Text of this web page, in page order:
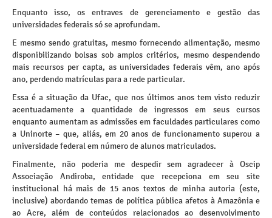
Enquanto isso, os entraves de gerenciamento e gestão das
universidades federais só se aprofundam.
E mesmo sendo gratuitas, mesmo fornecendo alimentação, mesmo
disponibilizando bolsas sob amplos critérios, mesmo despendendo
mais recursos per capta, as universidades federais vêm, ano após
ano, perdendo matrículas para a rede particular.
Essa é a situação da Ufac, que nos últimos anos tem visto reduzir
acentuadamente a quantidade de ingressos em seus cursos
enquanto aumentam as admissões em faculdades particulares como
a Uninorte – que, aliás, em 20 anos de funcionamento superou a
universidade federal em número de alunos matriculados.
Finalmente, não poderia me despedir sem agradecer à Oscip
Associação Andiroba, entidade que recepciona em seu site
institucional há mais de 15 anos textos de minha autoria (este,
inclusive) abordando temas de política pública afetos à Amazônia e
ao Acre, além de conteúdos relacionados ao desenvolvimento